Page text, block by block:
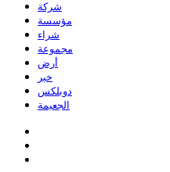
شركة
مؤسسة
شراء
مجموعة
أرض
خبر
دوبلكس
الجعيمة